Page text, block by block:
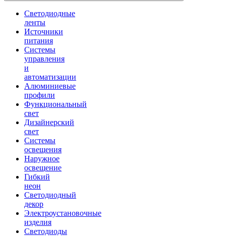
Светодиодные
ленты
Источники
питания
Системы
управления
и
автоматизации
Алюминиевые
профили
Функциональный
свет
Дизайнерский
свет
Системы
освещения
Наружное
освещение
Гибкий
неон
Светодиодный
декор
Электроустановочные
изделия
Светодиоды